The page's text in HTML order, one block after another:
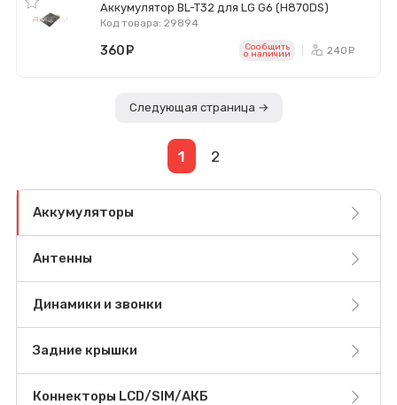
Аккумулятор BL-T32 для LG G6 (H870DS)
Код товара: 29894
360 Сообщить
o наличии 240
Следующая страница →
1 2
Аккумуляторы
Антенны
Динамики и звонки
Задние крышки
Коннекторы LCD/SIM/АКБ